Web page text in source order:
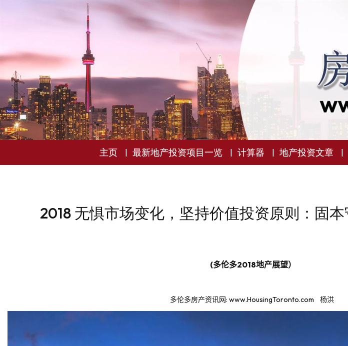
主页 最新地产投资项目一览 计算器 地产投资文章
2018 无惧市场变化，坚持价值投资原则：固本
(多伦多2018地产展望）
多伦多房产资讯网 : www.HousingToronto.com 杨洪